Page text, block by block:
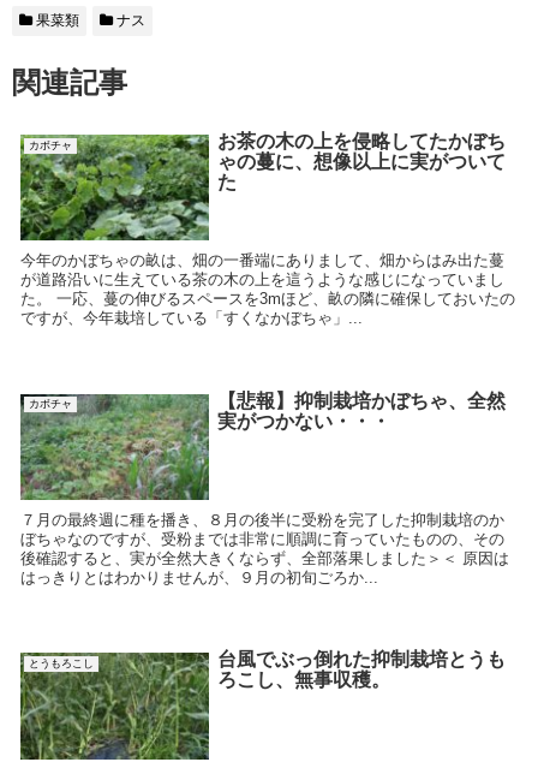
果菜類 ナス
関連記事
カボチャ
お茶の木の上を侵略してたかぼち
ゃの蔓に、想像以上に実がついて
た
今年のかぼちゃの畝は、畑の一番端にありまして、畑からはみ出た蔓
が道路沿いに生えている茶の木の上を這うような感じになっていまし
た。 一応、蔓の伸びるスペースを3mほど、畝の隣に確保しておいたの
ですが、今年栽培している「すくなかぼちゃ」...
カボチャ
【悲報】抑制栽培かぼちゃ、全然
実がつかない・・・
７月の最終週に種を播き、８月の後半に受粉を完了した抑制栽培のか
ぼちゃなのですが、受粉までは非常に順調に育っていたものの、その
後確認すると、実が全然大きくならず、全部落果しました＞＜ 原因は
はっきりとはわかりませんが、９月の初旬ごろか...
とうもろこし
台風でぶっ倒れた抑制栽培とうも
ろこし、無事収穫。